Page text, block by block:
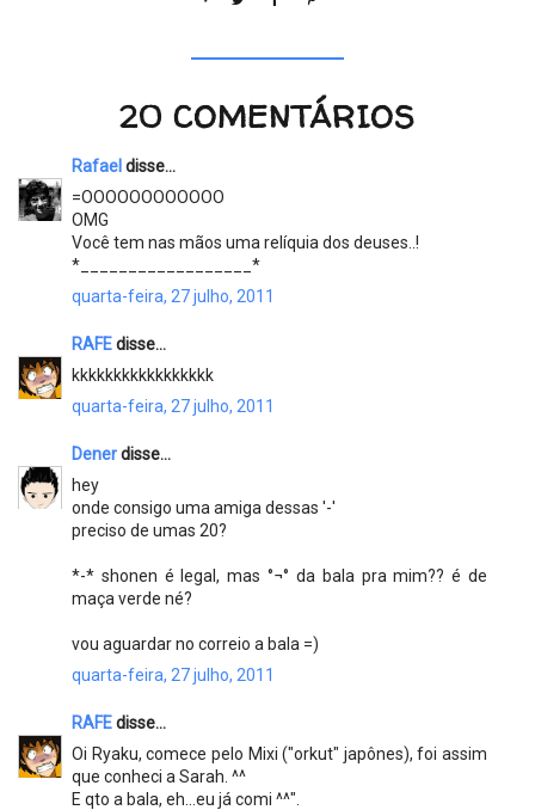
20 COMENTÁRIOS
Rafael disse...
=OOOOOOOOOOOO
OMG
Você tem nas mãos uma relíquia dos deuses..!
*__________________*
quarta-feira, 27 julho, 2011
RAFEdisse...
kkkkkkkkkkkkkkkkk
quarta-feira, 27 julho, 2011
Denerdisse...
hey
onde consigo uma amiga dessas '-'
preciso de umas 20?
*-* shonen é legal, mas °¬° da bala pra mim?? é de
maça verde né?
vou aguardar no correio a bala =)
quarta-feira, 27 julho, 2011
RAFEdisse...
Oi Ryaku, comece pelo Mixi ("orkut" japônes), foi assim
que conheci a Sarah. ^^
E qto a bala, eh...eu já comi ^^".